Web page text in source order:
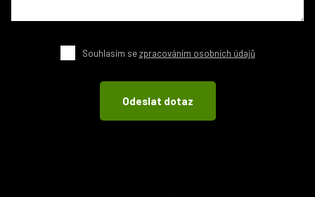
Souhlasím sezpracováním osobních údajů